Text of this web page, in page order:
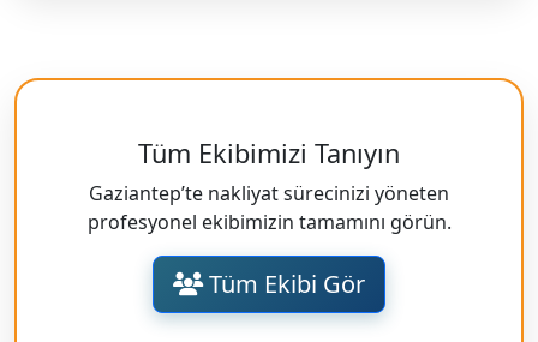
Tüm Ekibimizi Tanıyın
Gaziantep’te nakliyat sürecinizi yöneten
profesyonel ekibimizin tamamını görün.
Tüm Ekibi Gör